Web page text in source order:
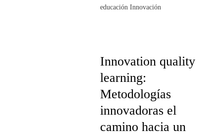
educación Innovación
Innovation quality
learning:
Metodologías
innovadoras el
camino hacia un